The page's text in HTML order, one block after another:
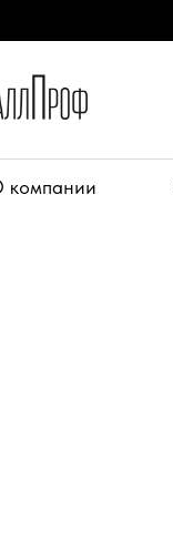
компании